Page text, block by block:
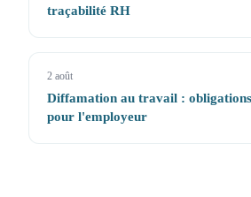
traçabilité RH
2 août
Diffamation au travail :
pour l'employeur